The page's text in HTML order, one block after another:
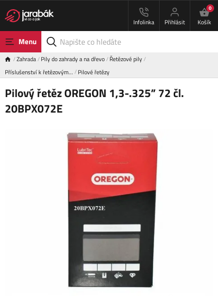
Infolinka Přihlásit
0
Košík
Menu
Zahrada Pily do zahrady a na dřevo Řetězové pily
Příslušenství k řetězovým…
Pilové řetězy
Pilový řetěz OREGON 1,3-.325” 72 čl.
20BPX072E